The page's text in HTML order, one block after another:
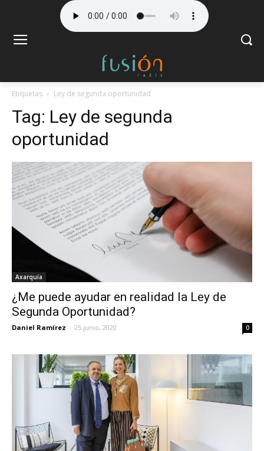
Etiquetas Ley de segunda oportunidad
Tag: Ley de segunda
oportunidad
Axarquía
¿Me puede ayudar en realidad la Ley de
Segunda Oportunidad?
Daniel Ramírez - 25 junio, 2020 0